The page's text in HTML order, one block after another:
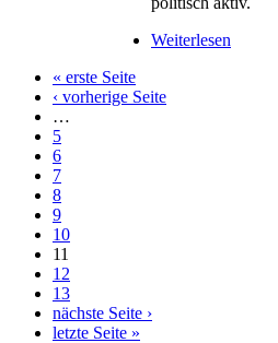
Weiterlesen
« erste Seite
‹ vorherige Seite
…
5
6
7
8
9
10
11
12
13
nächste Seite ›
letzte Seite »